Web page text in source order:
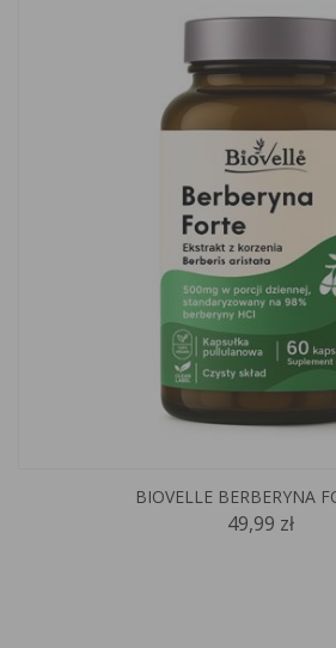
BIOVELLE BERBERYNA
49,99 zł